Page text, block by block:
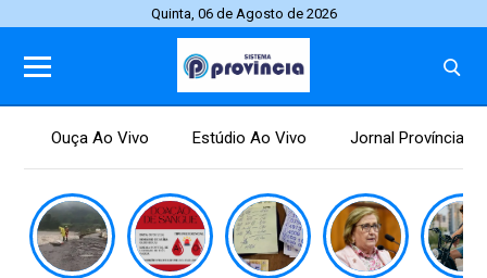
Quinta, 06 de Agosto de 2026
Ouça Ao Vivo Estúdio Ao Vivo Jornal Província